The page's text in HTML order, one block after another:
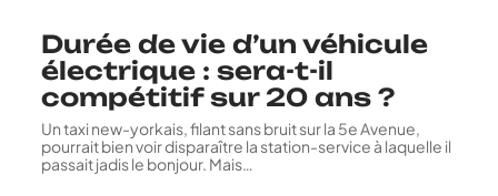
Durée de vie d’un véhicule
électrique : sera-t-il
compétitif sur 20 ans ?
Un taxi new-yorkais, filant sans bruit sur la 5e Avenue,
pourrait bien voir disparaître la station-service à laquelle il
passait jadis le bonjour. Mais…